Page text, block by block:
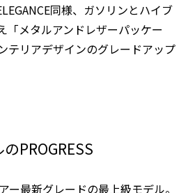
同様、ガソリンとハイブ
「メタルアンドレザーパッケー
テリアデザインのグレードアップ
PROGRESS
ー最新グレードの最上級モデル。